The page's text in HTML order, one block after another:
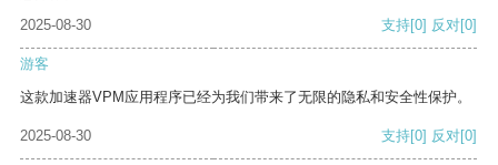
2025-08-30
支持[0] 反对[0]
游客
这款加速器VPM应用程序已经为我们带来了无限的隐私和安全性保护。
2025-08-30 支持[0] 反对[0]